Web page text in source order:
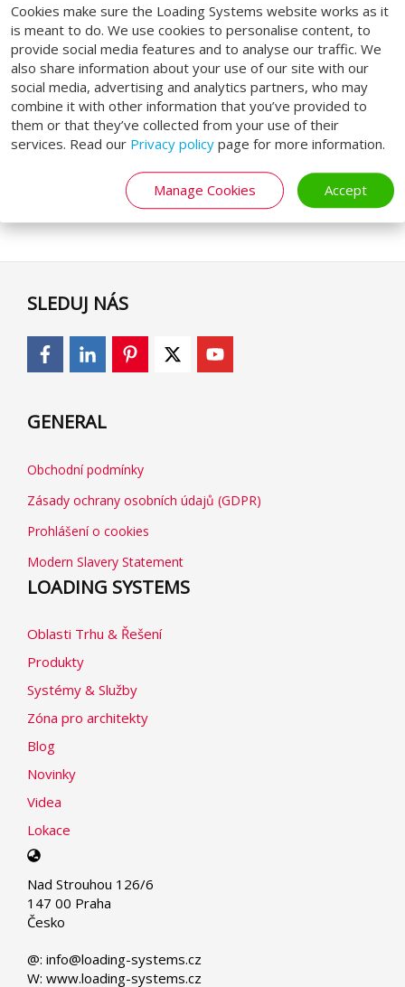
Cookies make sure the Loading Systems website works as it
is meant to do. We use cookies to personalise content, to
provide social media features and to analyse our traffic. We
also share information about your use of our site with our
social media, advertising and analytics partners, who may
combine it with other information that you’ve provided to
them or that they’ve collected from your use of their
services. Read our Privacy policy page for more information.
Manage Cookies Accept
CAPTCHA
This question is for testing whether or not you are a human
visitor and to prevent automated spam submissions.
I agree to theterms of service
SLEDUJ NÁS
GENERAL
Obchodní podmínky
Zásady ochrany osobních údajů (GDPR)
Prohlášení o cookies
Modern Slavery Statement
LOADING SYSTEMS
Oblasti Trhu & Řešení
Produkty
Systémy & Služby
Zóna pro architekty
Blog
Novinky
Videa
Lokace
Select
language
Nad Strouhou 126/6
147 00 Praha
Česko
@: info@loading-systems.cz
W: www.loading-systems.cz